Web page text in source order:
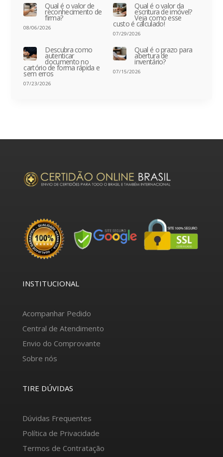
Qual é o valor de
reconhecimento de
firma?
08/06/2026
Qual é o valor da
escritura de imóvel?
Veja como esse
custo é calculado!
07/29/2026
Descubra como
autenticar
documento no
cartório de forma rápida e
sem erros
07/23/2026
Qual é o prazo para
abertura de
inventário?
07/15/2026
INSTITUCIONAL
Acompanhar Pedido
Central de Atendimento
Envio do Comprovante
Sobre nós
TIRE DÚVIDAS
Dúvidas Frequentes
Política de Privacidade
Termos de Contratação